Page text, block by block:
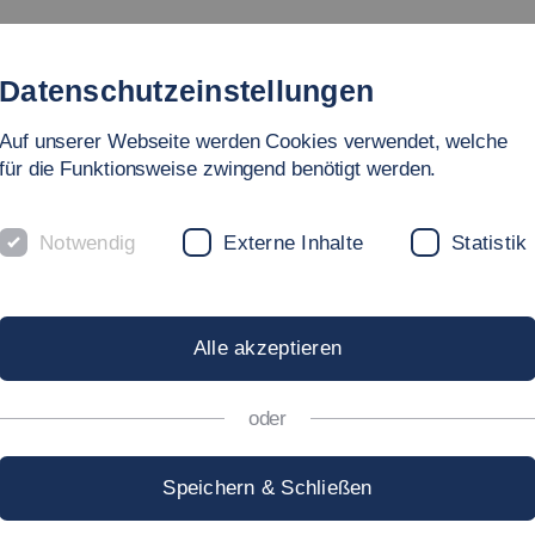
DR.-ING.PETER
Peter.Zeiler[at]hs-esslingen.de
Datenschutzeinstellungen
Auf unserer Webseite werden Cookies verwendet, welche
für die Funktionsweise zwingend benötigt werden.
Notwendig Externe Inhalte Statistik
Alle akzeptieren
oder
Speichern & Schließen